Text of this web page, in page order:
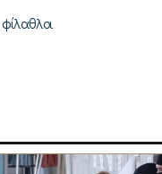
φίλαθλοι